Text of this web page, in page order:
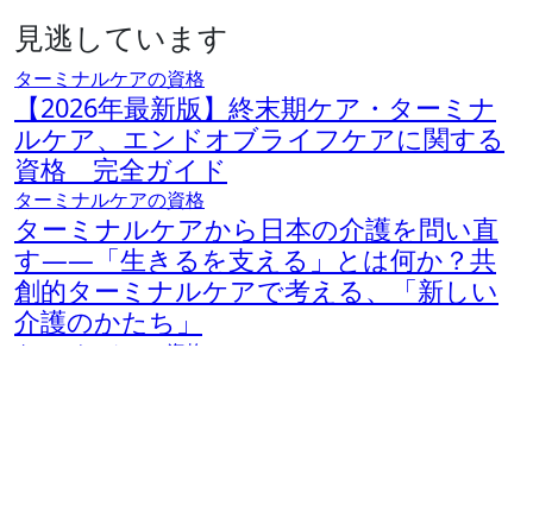
見逃しています
ターミナルケアの資格
【2026年最新版】終末期ケア・ターミナ
ルケア、エンドオブライフケアに関する
資格 完全ガイド
ターミナルケアの資格
ターミナルケアから日本の介護を問い直
す――「生きるを支える」とは何か？共
創的ターミナルケアで考える、「新しい
介護のかたち」
ターミナルケアの資格